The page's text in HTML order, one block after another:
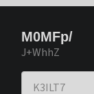
M0MFp/
J+WhhZ